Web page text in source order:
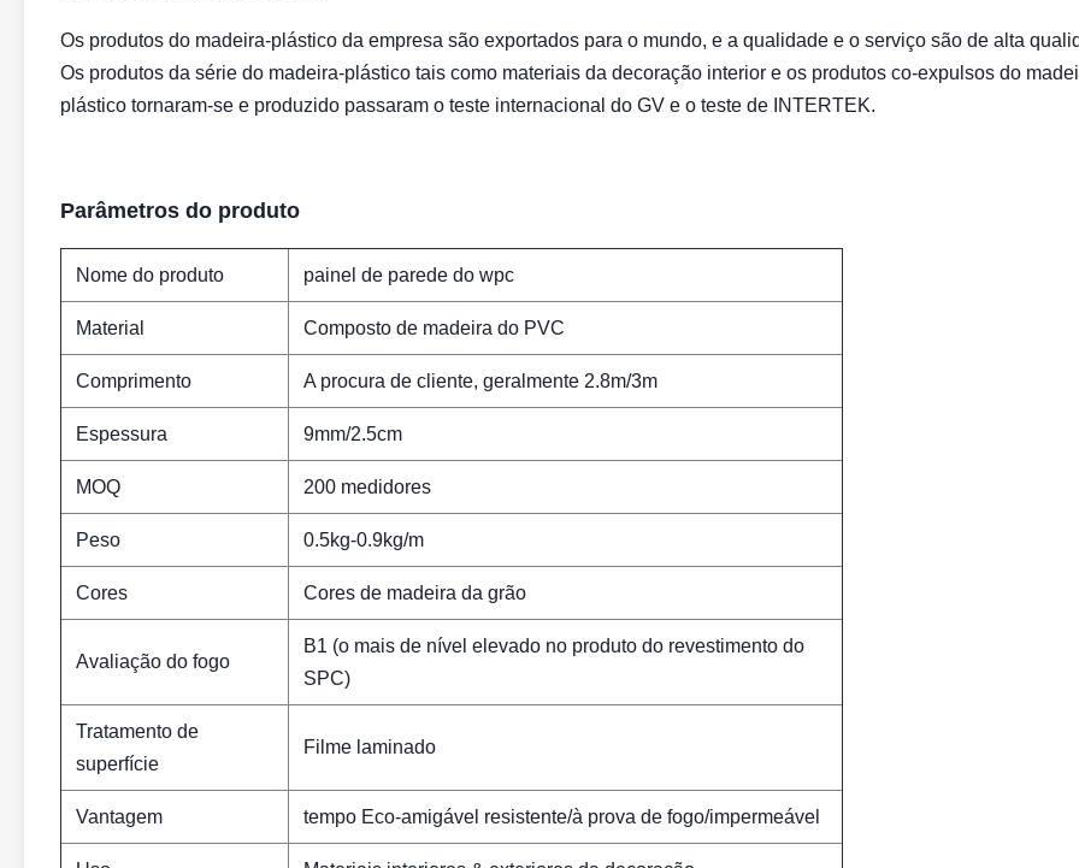
Os produtos do madeira-plástico da empresa são exportados para o mundo, e a qualidade e o serviço são de alta
Os produtos da série do madeira-plástico tais como materiais da decoração interior e os produtos co-expulsos do
plástico tornaram-se e produzido passaram o teste internacional do GV e o teste de INTERTEK.
Parâmetros do produto
Nome do produto painel de parede do wpc
Material Composto de madeira do PVC
Comprimento A procura de cliente, geralmente 2.8m/3m
Espessura 9mm/2.5cm
MOQ 200 medidores
Peso 0.5kg-0.9kg/m
Cores Cores de madeira da grão
Avaliação do fogo
B1 (o mais de nível elevado no produto do revestimento do
SPC)
Tratamento de
superfície
Filme laminado
Vantagem tempo Eco-amigável resistente/à prova de fogo/impermeável